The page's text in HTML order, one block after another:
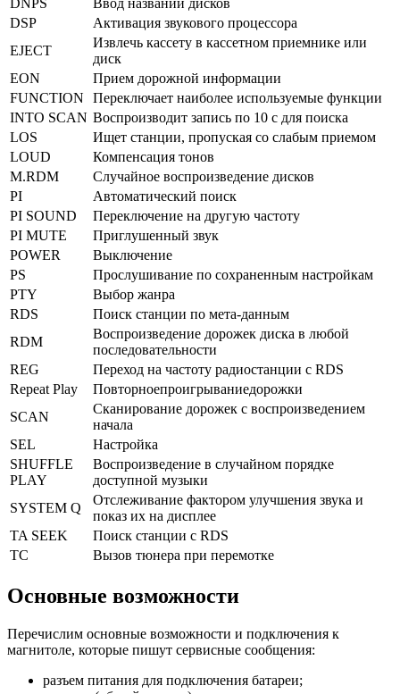
DSP
Активация звукового процессора
EJECT
Извлечь кассету в кассетном приемнике или
диск
EON
Прием дорожной информации
FUNCTION
Переключает наиболее используемые функции
INTO SCAN Воспроизводит запись по 10 с для поиска
LOS
Ищет станции, пропуская со слабым приемом
LOUD
Компенсация тонов
M.RDM
Случайное воспроизведение дисков
PI
Автоматический поиск
PI SOUND
Переключение на другую частоту
PI MUTE
Приглушенный звук
POWER
Выключение
PS
Прослушивание по сохраненным настройкам
PTY
Выбор жанра
RDS
Поиск станции по мета-данным
RDM
Воспроизведение дорожек диска в любой
последовательности
REG
Переход на частоту радиостанции с RDS
Repeat Play
Повторноепроигрываниедорожки
SCAN
Сканирование дорожек с воспроизведением
начала
SEL
Настройка
SHUFFLE
PLAY
Воспроизведение в случайном порядке
доступной музыки
SYSTEM Q
Отслеживание фактором улучшения звука и
показ их на дисплее
TA SEEK
Поиск станции с RDS
TC
Вызов тюнера при перемотке
Основные возможности
Перечислим основные возможности и подключения к
магнитоле, которые пишут сервисные сообщения:
разъем питания для подключения батареи;